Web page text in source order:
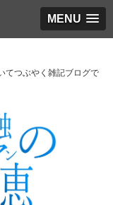
MENU
てつぶやく雑記ブログで